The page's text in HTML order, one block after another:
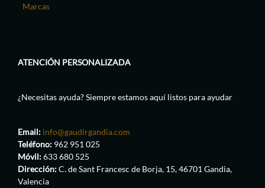
Marcas
ATENCIÓN PERSONALIZADA
¿Necesitas ayuda? Siempre estamos aquí listos para ayudar
Email: info@gaudirgandia.com
Teléfono: 962 951 025
Móvil:633 680 525
Dirección:C. de Sant Francesc de Borja, 15, 46701 Gandia,
Valencia